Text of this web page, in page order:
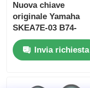
Casa
Prodotti
Video
Nuova chiave
originale Yamaha
SKEA7E-03 B74-
H6261-02 662F-
SKEA7D03Invia richiesta